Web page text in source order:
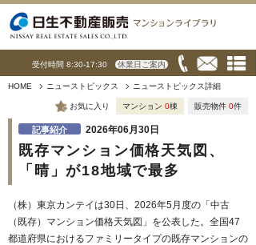
受付時間 8:30-17:30 休業日ご案内
HOME ニューストピックス ニューストピックス詳細
お気に入り マンション 0棟 販売物件 0件
記事紹介 2026年06月30日
既存マンション価格天気図、
「晴」が18地域で最多
（株）東京カンテイは30日、2026年5月度の「中古
（既存）マンション価格天気図」を公表した。全国47
都道府県におけるファミリータイプの既存マンションの